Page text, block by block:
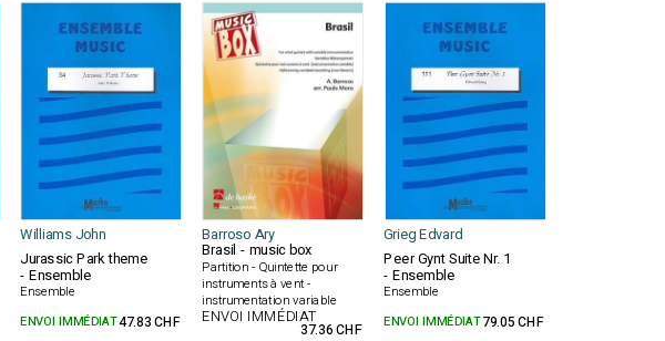
Williams John Barroso Ary
Grieg Edvard
Jurassic Park theme
- Ensemble
Ensemble
Brasil - music box
Partition - Quintette pour
instruments à vent -
instrumentation variable
Peer Gynt Suite Nr. 1
- Ensemble
Ensemble
ENVOI IMMÉDIAT47.83 CHF ENVOI IMMÉDIAT
37.36 CHF ENVOI IMMÉDIAT79.05 CHF